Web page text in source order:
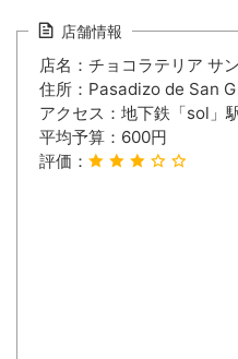
店舗情報
店名：チョコラテリア サ
住所：Pasadizo de San
アクセス：地下鉄「sol」
平均予算：600円
評価：